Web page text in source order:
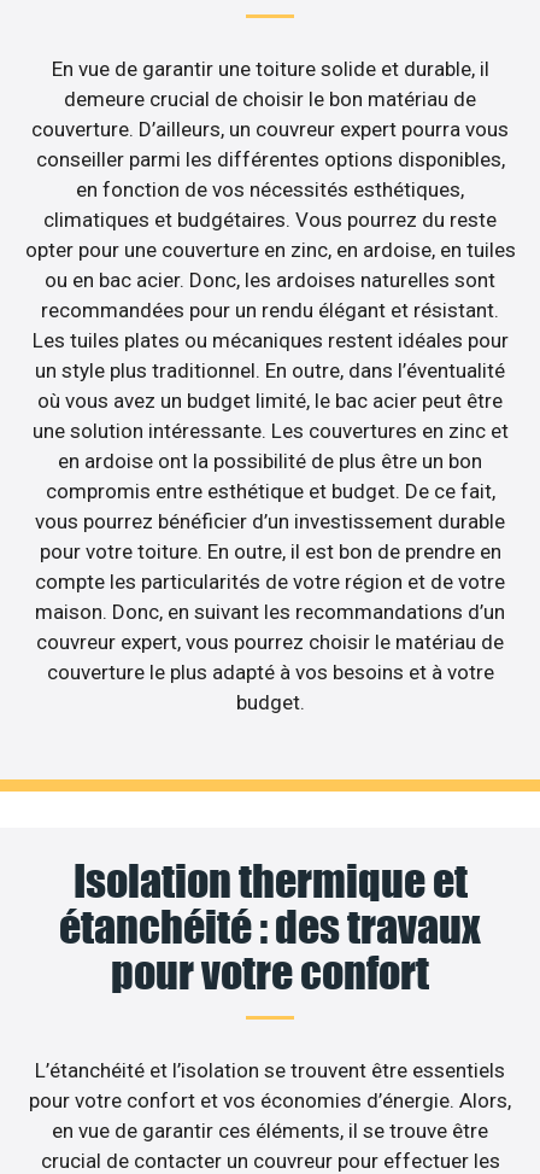
En vue de garantir une toiture solide et durable, il
demeure crucial de choisir le bon matériau de
couverture. D’ailleurs, un couvreur expert pourra vous
conseiller parmi les différentes options disponibles,
en fonction de vos nécessités esthétiques,
climatiques et budgétaires. Vous pourrez du reste
opter pour une couverture en zinc, en ardoise, en tuiles
ou en bac acier. Donc, les ardoises naturelles sont
recommandées pour un rendu élégant et résistant.
Les tuiles plates ou mécaniques restent idéales pour
un style plus traditionnel. En outre, dans l’éventualité
où vous avez un budget limité, le bac acier peut être
une solution intéressante. Les couvertures en zinc et
en ardoise ont la possibilité de plus être un bon
compromis entre esthétique et budget. De ce fait,
vous pourrez bénéficier d’un investissement durable
pour votre toiture. En outre, il est bon de prendre en
compte les particularités de votre région et de votre
maison. Donc, en suivant les recommandations d’un
couvreur expert, vous pourrez choisir le matériau de
couverture le plus adapté à vos besoins et à votre
budget.
Isolation thermique et
étanchéité : des travaux
pour votre confort
L’étanchéité et l’isolation se trouvent être essentiels
pour votre confort et vos économies d’énergie. Alors,
en vue de garantir ces éléments, il se trouve être
crucial de contacter un couvreur pour effectuer les